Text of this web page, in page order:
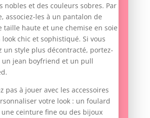
nobles et des couleurs sobres. Par
associez-les à un pantalon de
taille haute et une chemise en soie
chic et sophistiqué. Si vous
un style plus décontracté, portez-
un jean boyfriend et un pull
pas à jouer avec les accessoires
votre look : un foulard
une ceinture fine ou des bijoux